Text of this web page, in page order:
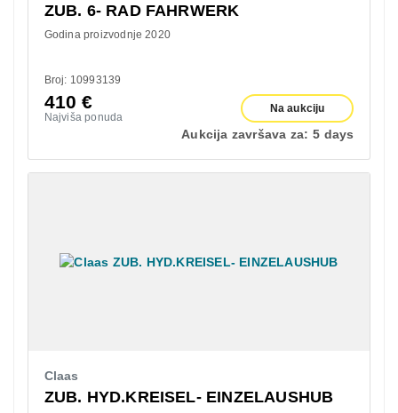
ZUB. 6- RAD FAHRWERK
Godina proizvodnje 2020
Broj: 10993139
410€
Najviša ponuda
Na aukciju
Aukcija završava za: 5 days
Claas
ZUB. HYD.KREISEL- EINZELAUSHUB